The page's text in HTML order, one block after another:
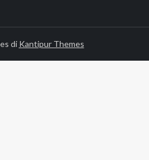
di Kantipur Themes